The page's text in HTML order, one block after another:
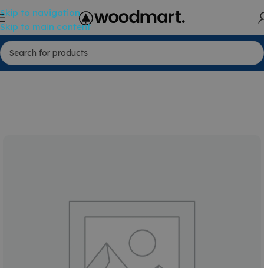
Skip to navigation
Skip to main content